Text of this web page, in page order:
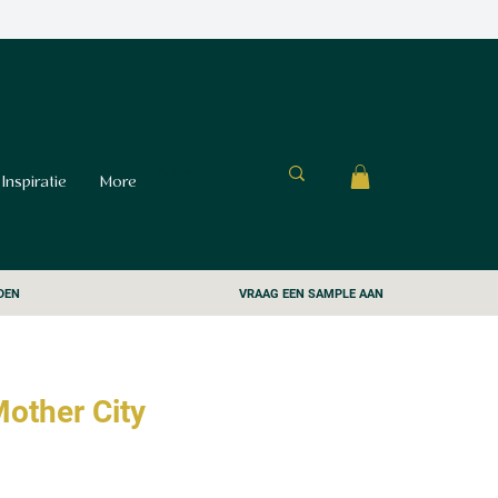
Inspiratie More
VRAAG EEN SAMPLE AAN
City